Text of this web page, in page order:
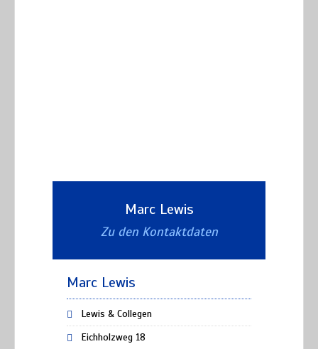
Marc Lewis
Zu den Kontaktdaten
Marc Lewis
Lewis & Collegen
Eichholzweg 18